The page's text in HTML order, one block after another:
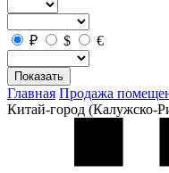
₽ $ €
Показать
Главная Продажа
Китай-город (Калужско-